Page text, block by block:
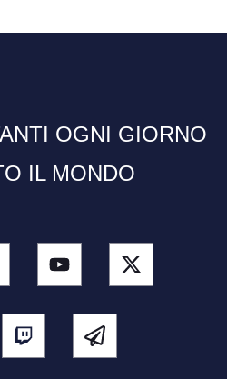
OGNI GIORNO
IL MONDO